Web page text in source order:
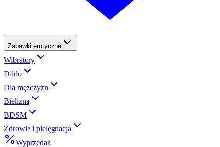
Zabawki erotyczne
Wibratory
Dildo
Dla mężczyzn
Bielizna
BDSM
Zdrowie i pielęgnacja
Wyprzedaż